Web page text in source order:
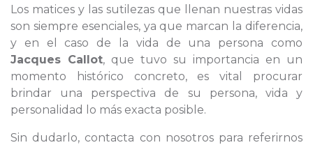
Los matices y las sutilezas que llenan nuestras vidas
son siempre esenciales, ya que marcan la diferencia,
y en el caso de la vida de una persona como
Jacques Callot, que tuvo su importancia en un
momento histórico concreto, es vital procurar
brindar una perspectiva de su persona, vida y
personalidad lo más exacta posible.
Sin dudarlo, contacta con nosotros para referirnos